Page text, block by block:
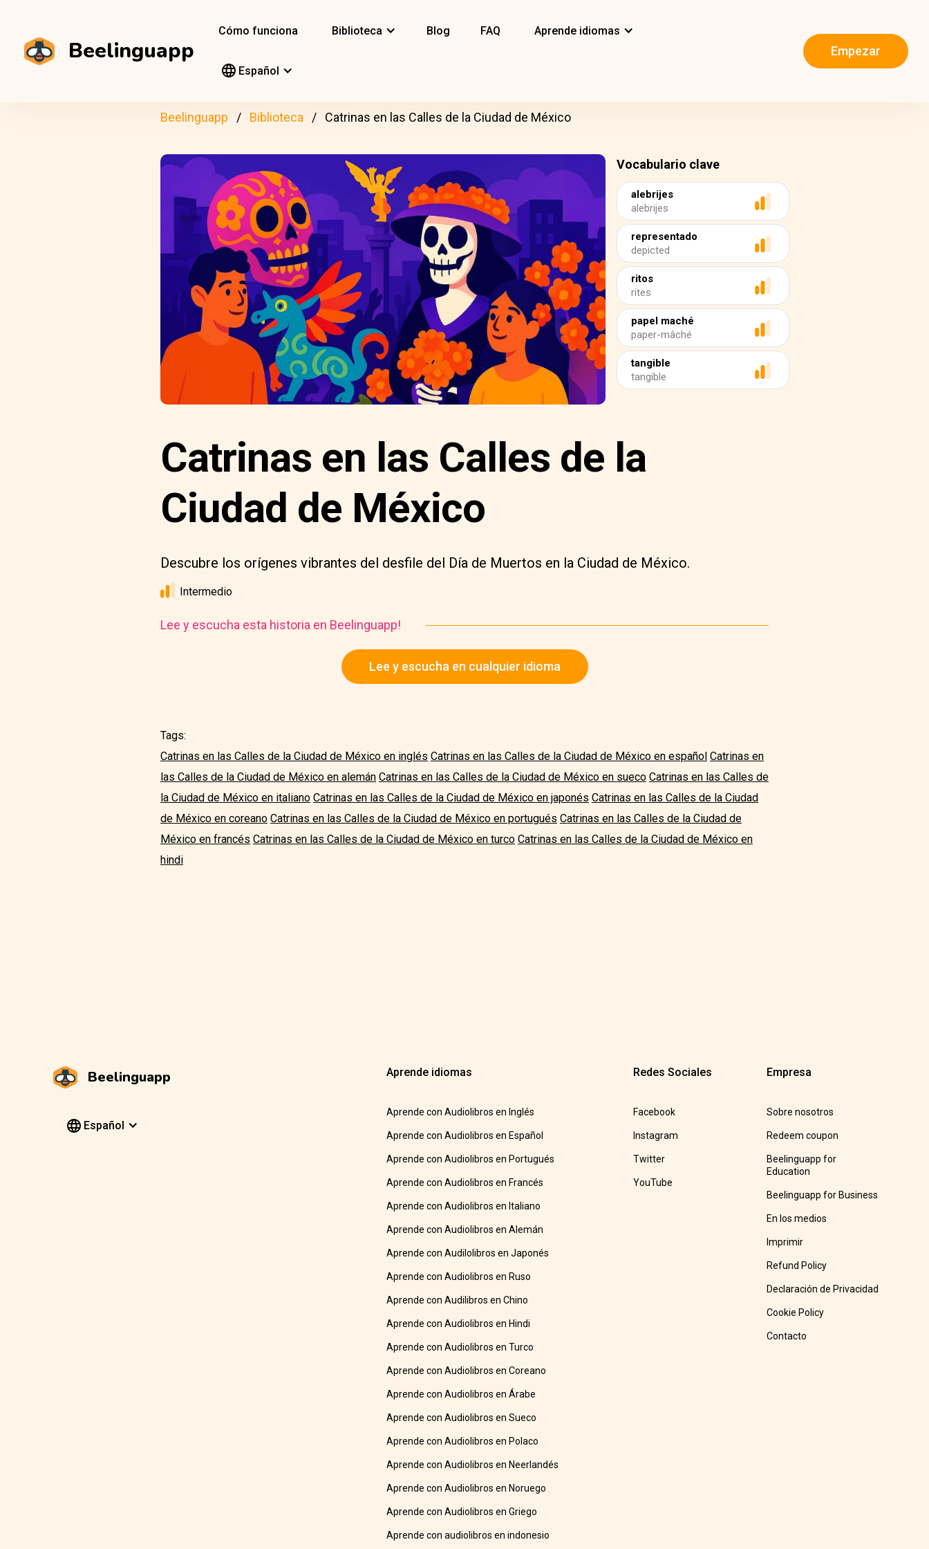
Beelinguapp
Cómo funciona Biblioteca Blog FAQ Aprende idiomas
Español
Empezar
Beelinguapp Biblioteca Catrinas en las Calles de la Ciudad de México
Vocabulario clave
alebrijes
alebrijes
representado
depicted
ritos
rites
papel maché
paper-mâché
tangible
tangible
Catrinas en las Calles de la
Ciudad de México
Descubre los orígenes vibrantes del desfile del Día de Muertos en la Ciudad de México.
Intermedio
Lee y escucha esta historia en Beelinguapp!
Lee y escucha en cualquier idioma
Tags:
Catrinas en las Calles de la Ciudad de México en inglés Catrinas en las Calles de la Ciudad de México en español Catrinas en
las Calles de la Ciudad de México en alemán Catrinas en las Calles de la Ciudad de México en sueco Catrinas en las Calles de
la Ciudad de México en italiano Catrinas en las Calles de la Ciudad de México en japonés Catrinas en las Calles de la Ciudad
de México en coreano Catrinas en las Calles de la Ciudad de México en portugués Catrinas en las Calles de la Ciudad de
México en francés Catrinas en las Calles de la Ciudad de México en turco Catrinas en las Calles de la Ciudad de México en
hindi
Beelinguapp
Español
Aprende idiomas
Aprende con Audiolibros en Inglés
Aprende con Audiolibros en Español
Aprende con Audiolibros en Portugués
Aprende con Audiolibros en Francés
Aprende con Audiolibros en Italiano
Aprende con Audiolibros en Alemán
Aprende con Audilolibros en Japonés
Aprende con Audiolibros en Ruso
Aprende con Audilibros en Chino
Aprende con Audiolibros en Hindi
Aprende con Audiolibros en Turco
Aprende con Audiolibros en Coreano
Aprende con Audiolibros en Árabe
Aprende con Audiolibros en Sueco
Aprende con Audiolibros en Polaco
Aprende con Audiolibros en Neerlandés
Aprende con Audiolibros en Noruego
Aprende con Audiolibros en Griego
Aprende con audiolibros en indonesio
Redes Sociales
Facebook
Instagram
Twitter
YouTube
Empresa
Sobre nosotros
Redeem coupon
Beelinguapp for
Education
Beelinguapp for Business
En los medios
Imprimir
Refund Policy
Declaración de Privacidad
Cookie Policy
Contacto